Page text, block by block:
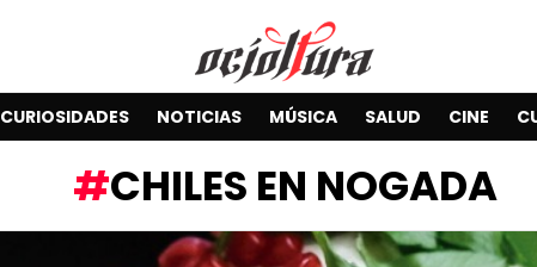
CURIOSIDADES NOTICIAS MÚSICA SALUD CINE
CHILES EN NOGADA